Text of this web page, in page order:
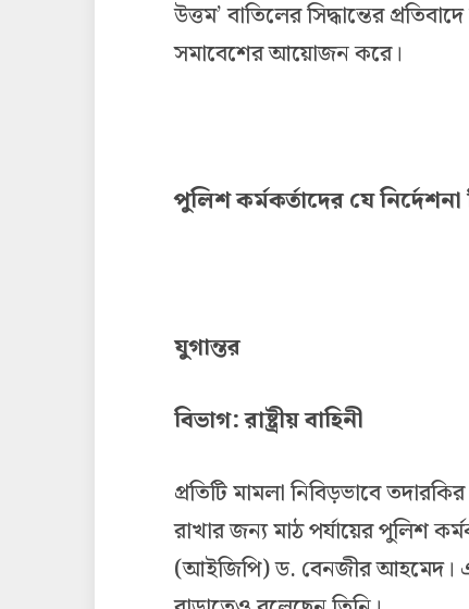
উত্তম’ বাতিলের সিদ্ধান্তের
সমাবেশের আয়োজন করে।
পুলিশ কর্মকর্তাদের যে
যুগান্তর
বিভাগ: রাষ্ট্রীয় বাহিনী
প্রতিটি মামলা নিবিড়ভাবে
রাখার জন্য মাঠ পর্যায়ের পুলিশ
(আইজিপি) ড. বেনজীর আহমেদ।